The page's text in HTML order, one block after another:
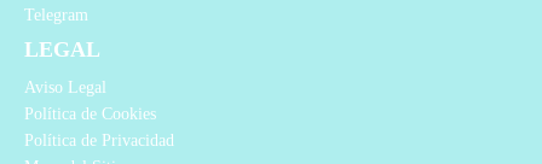
Telegram
LEGAL
Aviso Legal
Política de Cookies
Política de Privacidad